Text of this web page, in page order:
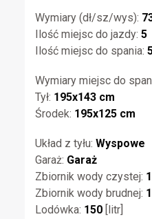
Wymiary (dł/sz/wys):
Ilość miejsc do jazdy: 5
Ilość miejsc do spania:
Wymiary miejsc do
Tył: 195x143 cm
Środek: 195x125 cm
Układ z tyłu: Wyspowe
Garaż: Garaż
Zbiornik wody czystej:
Zbiornik wody brudnej:
Lodówka: 150[litr]